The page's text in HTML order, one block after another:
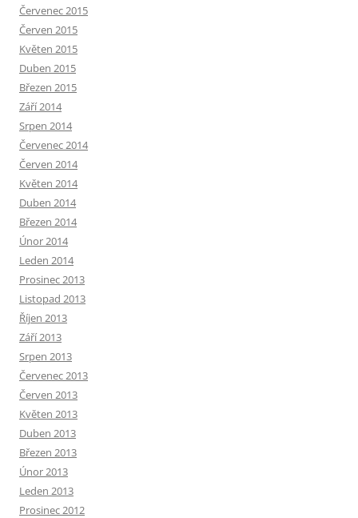
Červenec 2015
Červen 2015
Květen 2015
Duben 2015
Březen 2015
Září 2014
Srpen 2014
Červenec 2014
Červen 2014
Květen 2014
Duben 2014
Březen 2014
Únor 2014
Leden 2014
Prosinec 2013
Listopad 2013
Říjen 2013
Září 2013
Srpen 2013
Červenec 2013
Červen 2013
Květen 2013
Duben 2013
Březen 2013
Únor 2013
Leden 2013
Prosinec 2012